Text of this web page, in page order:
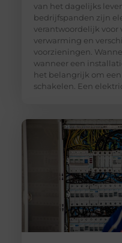
van het dagelijks
bedrijfspanden zijn
verantwoordelijk voor
verwarming en
voorzieningen.
wanneer een
het belangrijk om
schakelen. Een